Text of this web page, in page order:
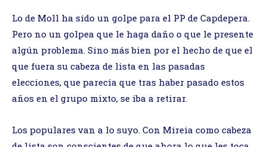
Lo de Moll ha sido un golpe para el PP de Capdepera.
Pero no un golpea que le haga daño o que le presente
algún problema. Sino más bien por el hecho de que el
que fuera su cabeza de lista en las pasadas
elecciones, que parecía que tras haber pasado estos
años en el grupo mixto, se iba a retirar.
Los populares van a lo suyo. Con Mireia como cabeza